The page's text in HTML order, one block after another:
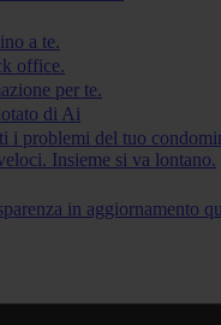
a te.
office.
per te.
di Ai
i problemi del tuo
Insieme si va lontano.
in aggiornamento